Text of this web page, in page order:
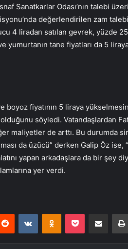
Sanatkarlar Odası’nın talebi
değerlendirilen zam
4 liradan satılan gevrek, yüzde
yumurtanın tane fiyatları da 5
boyoz fiyatının 5 liraya
söyledi. Vatandaşlardan
maliyetler de arttı. Bu durumda
da üzücü” derken Galip Öz ise,
yapan arkadaşlara da bir şey
yer verdi.
Reddit VKontakteOdnoklassniki
Pocket E-Posta ile paylaş